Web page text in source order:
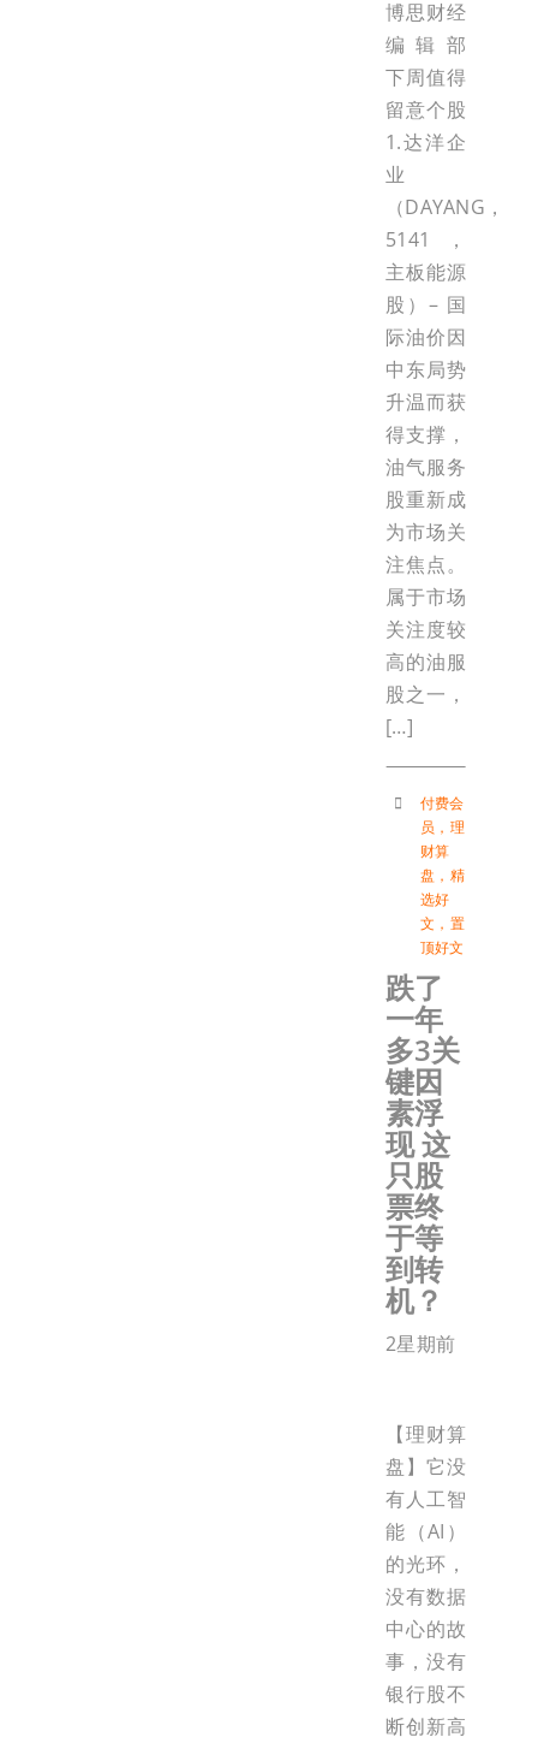
博思财经
编辑部
下周值得
留意个股
1.达洋企
业
（DAYANG，
5141，
主板能源
股）– 国
际油价因
中东局势
升温而获
得支撑，
油气服务
股重新成
为市场关
注焦点。
属于市场
关注度较
高的油服
股之一，
[…]
付费会
员 ， 理
财算
盘 ， 精
选好
文 ， 置
顶好文
跌了
一年
多3关
键因
素浮
现 这
只股
票终
于等
到转
机？
2星期前
【理财算
盘】它没
有人工智
能（AI）
的光环，
没有数据
中心的故
事，没有
银行股不
断创新高